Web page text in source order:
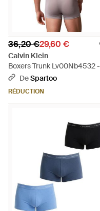
36,20 €29,60 €
Calvin Klein
Boxers Trunk Lv00Nb4532 -
GrisDeSpartoo
RÉDUCTION